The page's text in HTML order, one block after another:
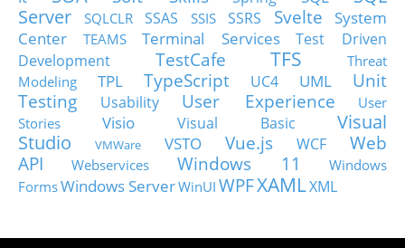
Server
SQLCLR SSAS SSIS SSRS Svelte
System
Center
TEAMS Terminal Services
Test Driven
Development
TestCafe TFS
Threat
Modeling
TPL TypeScript UC4 UML
Unit
Testing
Usability User Experience
User
Stories
Visio Visual Basic
Visual
Studio
VMWare VSTO Vue.js WCF
Web
API
Webservices Windows 11
Windows
FormsWindows ServerWinUI WPFXAMLXML